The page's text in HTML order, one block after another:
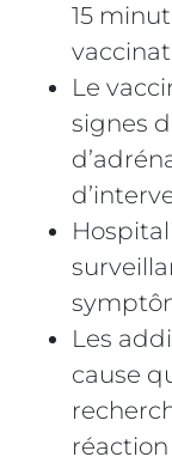
15
Le
signes
Les
cause